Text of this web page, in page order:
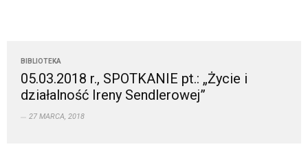
BIBLIOTEKA
05.03.2018 r., SPOTKANIE pt.: „Życie i
działalność Ireny Sendlerowej”
27 MARCA, 2018